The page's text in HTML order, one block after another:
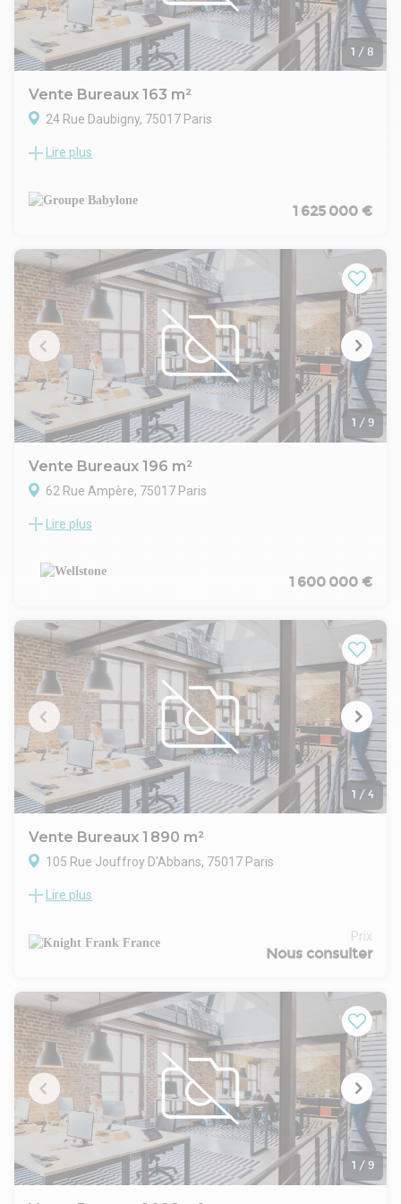
1 / 8
Vente Bureaux 163 m²
24 Rue Daubigny, 75017 Paris
Groupe Babylone vous présente des bureaux à vendre ou à
entre le Parc Monceau et de la Place Wagram. Parquet,
moulures, cheminée, 4/5bureaux, cuisine et sanitaires.
immédiatement. Video sur demande. Contactez Groupe
Babylone pour plus d'information.
Lire plus
1 625 000 €
1 / 9
Vente Bureaux 196 m²
62 Rue Ampère, 75017 Paris
Wellstone vous propose dans une des rues les plus
gare Pereire, une surface à la vente située en RDC de 176m²
et 20m² en sous-sol. Les locaux bénéficient d'un double
modulable et sans contrainte porteuse permet de s'adapter
à une grande variété d'activités !
Lire plus
1 600 000 €
1 / 4
Vente Bureaux 1 890 m²
105 Rue Jouffroy D'Abbans, 75017 Paris
Niché dans le cœur du Quartier Central des Affaires, cet
Nouveau, offre une signature architecturale distinctive qui
marie l'histoire et la modernité.
efficaces, cet immeuble de bureau à la location se distingue
comme un vecteur d'image pour les entreprises modernes.
Les espaces extérieurs bien aménagés, tels que les cours et
balcons filants, complètent l'expérience professionnelle dans
ce quartier dynamique où bureaux, commerces, restaurants
et services abondent, répondant aux besoins changeants
des travailleurs hybrides d'aujourd'hui.
Lire plus
Prix
Nous consulter
1 / 9